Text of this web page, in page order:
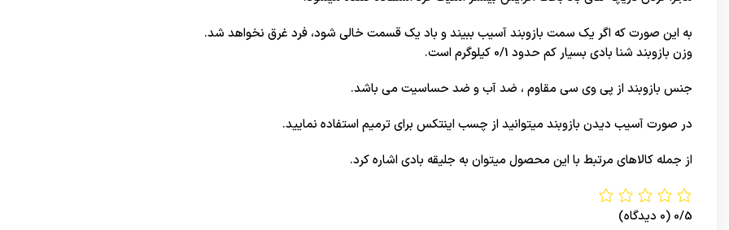
به این صورت که اگر یک سمت بازوبند آسیب ببیند و باد یک قسمت خالی شود، فرد غرق نخواهد شد.
وزن بازوبند شنا بادی بسیار کم حدود 0/1 کیلوگرم است.
جنس بازوبند از پی وی سی مقاوم ، ضد آب و ضد حساسیت می باشد.
در صورت آسیب دیدن بازوبند میتوانید از چسب اینتکس برای ترمیم استفاده نمایید.
از جمله کالاهای مرتبط با این محصول میتوان به جلیقه بادی اشاره کرد.
0/5 (0 دیدگاه)